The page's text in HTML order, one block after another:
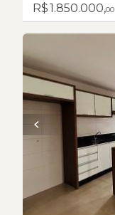
R$ 1.850.000,00